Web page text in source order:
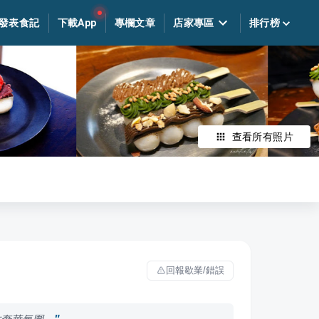
表食記 下載App 專欄文章 店家專區 排行榜
查看所有照片
回報歇業/錯誤